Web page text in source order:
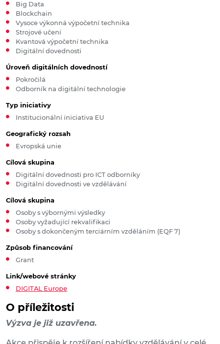
O příležitosti
Výzva je již uzavřena.
Big Data
Blockchain
Vysoce výkonná výpočetní technika
Strojové učení
Kvantová výpočetní technika
Digitální dovednosti
Úroveň digitálních dovedností
Pokročilá
Odborník na digitální technologie
Typ iniciativy
Institucionální iniciativa EU
Geografický rozsah
Evropská unie
Cílová skupina
Digitální dovednosti pro ICT odborníky
Digitální dovednosti ve vzdělávání
Cílová skupina
Osoby s výbornými výsledky
Osoby vyžadující rekvalifikaci
Osoby s dokončeným terciárním vzděláním (EQF 7)
Způsob financování
Grant
Link/webové stránky
DIGITAL Europe